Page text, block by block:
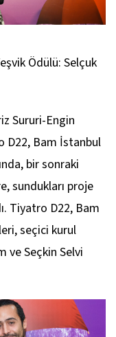
Ödülü: Selçuk
Sururi-Engin
D22, Bam İstanbul
bir sonraki
sundukları proje
Tiyatro D22, Bam
seçici kurul
ve Seçkin Selvi